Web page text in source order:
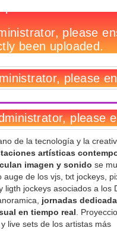
de la tecnología y la
artísticas
imagen y sonido se
auge de los vjs, txt jockeys,
ligth jockeys asociados a los
jornadas
en tiempo real .
live sets de los artistas más